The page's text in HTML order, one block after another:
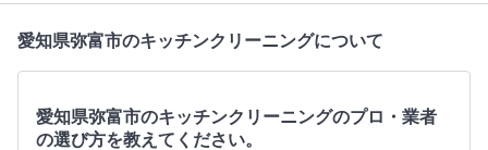
愛知県弥富市のキッチンクリーニングについて
愛知県弥富市のキッチンクリーニングのプロ・業者
の選び方を教えてください。